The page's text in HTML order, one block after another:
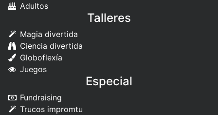
Adultos
Talleres
Magia divertida
Ciencia divertida
Globoflexía
Juegos
Especial
Fundraising
Trucos impromtu